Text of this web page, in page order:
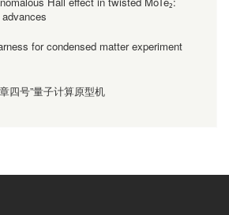
for condensed matter experiment
四号”量子计算原型机